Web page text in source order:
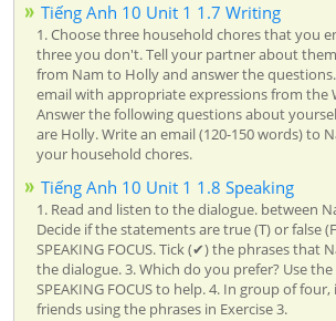
Tiếng Anh 10 Unit 1 1.7 Writing
1. Choose three household chores that you
three you don't. Tell your partner about
from Nam to Holly and answer the
email with appropriate expressions from the
Answer the following questions about
are Holly. Write an email (120-150 words) to
your household chores.
Tiếng Anh 10 Unit 1 1.8 Speaking
1. Read and listen to the dialogue. between
Decide if the statements are true (T) or false
SPEAKING FOCUS. Tick (✔) the phrases that
the dialogue. 3. Which do you prefer? Use
SPEAKING FOCUS to help. 4. In group of
friends using the phrases in Exercise 3.